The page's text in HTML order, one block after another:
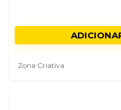
Zona Criativa